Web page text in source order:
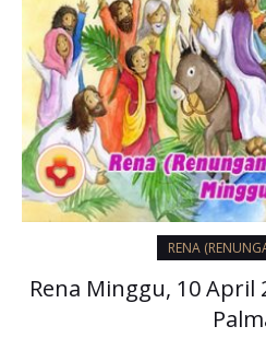
RENA
Rena Minggu, 10 April